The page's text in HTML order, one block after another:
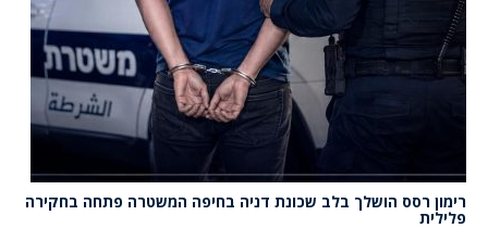
רימון רסס הושלך בלב שכונת דניה בחיפה המשטרה פתחה בחקירה
פלילית